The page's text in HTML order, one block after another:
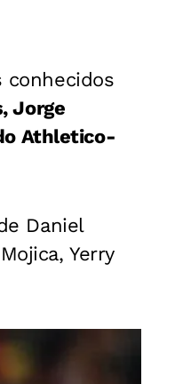
conhecidos
Jorge
Athletico-
Daniel
Yerry